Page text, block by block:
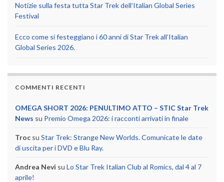
Notizie sulla festa tutta Star Trek dell’Italian Global Series
Festival
Ecco come si festeggiano i 60 anni di Star Trek all’Italian
Global Series 2026.
COMMENTI RECENTI
OMEGA SHORT 2026: PENULTIMO ATTO – STIC Star Trek
News su Premio Omega 2026: i racconti arrivati in finale
Troc su Star Trek: Strange New Worlds. Comunicate le date
di uscita per i DVD e Blu Ray.
Andrea Nevi su Lo Star Trek Italian Club al Romics, dal 4 al 7
aprile!